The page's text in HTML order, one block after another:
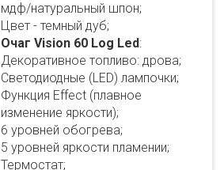
мдф/натуральный шпон;
Цвет - темный дуб;
Очаг Vision 60 Log Led:
Декоративное топливо: дрова;
Светодиодные (LED) лампочки;
Функция Effect (плавное
изменение яркости);
6 уровней обогрева;
5 уровней яркости пламении;
Термостат;